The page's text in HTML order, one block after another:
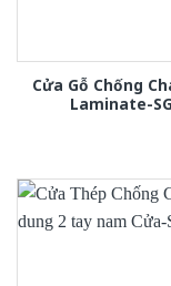
Cửa Gỗ Chống
Laminate-